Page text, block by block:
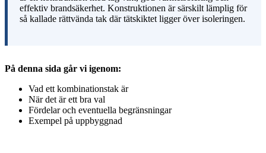
effektiv brandsäkerhet. Konstruktionen är särskilt lämplig för
så kallade rättvända tak där tätskiktet ligger över isoleringen.
På denna sida går vi igenom:
Vad ett kombinationstak är
När det är ett bra val
Fördelar och eventuella begränsningar
Exempel på uppbyggnad